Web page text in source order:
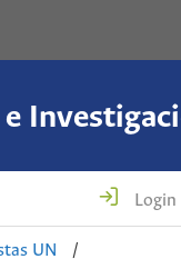
Login
UN
/